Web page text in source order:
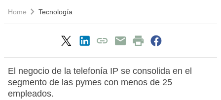
Home Tecnología
El negocio de la telefonía IP se consolida en el
segmento de las pymes con menos de 25
empleados.